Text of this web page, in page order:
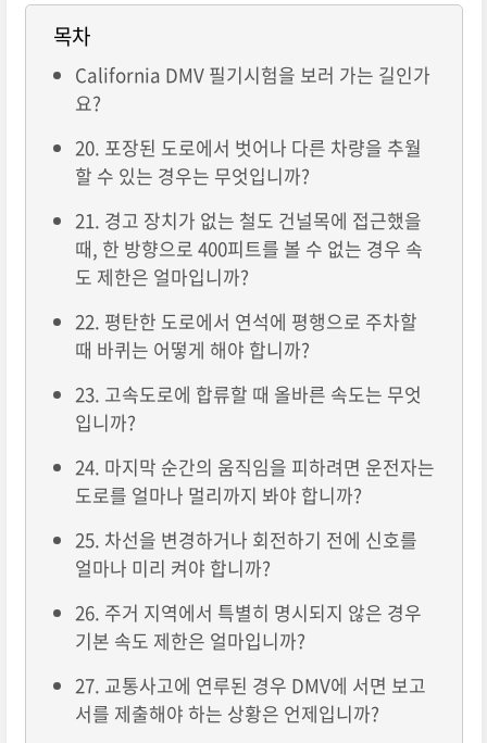
목차
California DMV 필기시험을 보러 가는 길인가
요?
20. 포장된 도로에서 벗어나 다른 차량을 추월
할 수 있는 경우는 무엇입니까?
21. 경고 장치가 없는 철도 건널목에 접근했을
때, 한 방향으로 400피트를 볼 수 없는 경우 속
도 제한은 얼마입니까?
22. 평탄한 도로에서 연석에 평행으로 주차할
때 바퀴는 어떻게 해야 합니까?
23. 고속도로에 합류할 때 올바른 속도는 무엇
입니까?
24. 마지막 순간의 움직임을 피하려면 운전자는
도로를 얼마나 멀리까지 봐야 합니까?
25. 차선을 변경하거나 회전하기 전에 신호를
얼마나 미리 켜야 합니까?
26. 주거 지역에서 특별히 명시되지 않은 경우
기본 속도 제한은 얼마입니까?
27. 교통사고에 연루된 경우 DMV에 서면 보고
서를 제출해야 하는 상황은 언제입니까?